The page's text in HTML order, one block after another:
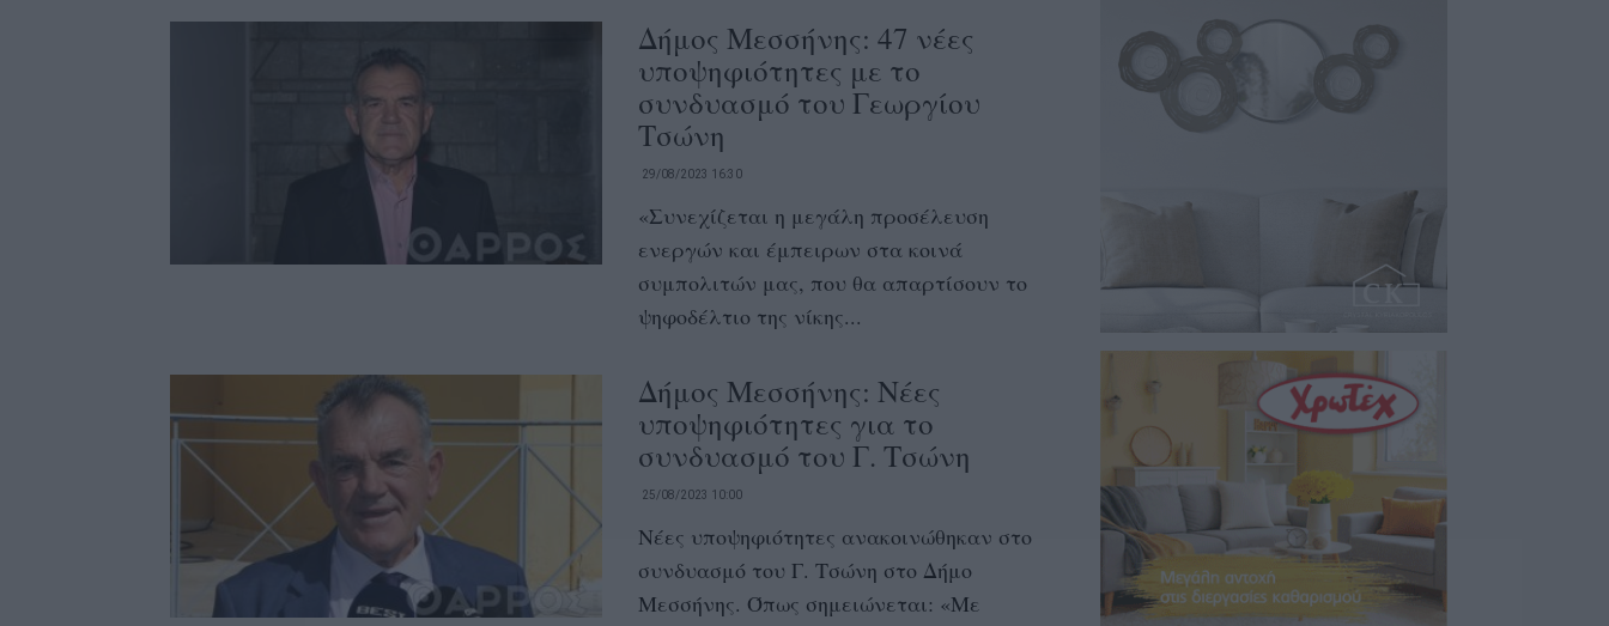
Δήμος Μεσσήνης: 47 νέες
υποψηφιότητες με το
συνδυασμό του Γεωργίου
Τσώνη
29/08/2023 16:30
«Συνεχίζεται η μεγάλη προσέλευση
ενεργών και έμπειρων στα κοινά
συμπολιτών μας, που θα απαρτίσουν το
ψηφοδέλτιο της νίκης...
Δήμος Μεσσήνης: Νέες
υποψηφιότητες για το
συνδυασμό του Γ. Τσώνη
25/08/2023 10:00
Νέες υποψηφιότητες ανακοινώθηκαν στο
συνδυασμό του Γ. Τσώνη στο Δήμο
Μεσσήνης. Όπως σημειώνεται: «Με
αποδυτήρια και στις τουαλέτες κοινού
στο Κλειστό…
07/08/2026 07:50